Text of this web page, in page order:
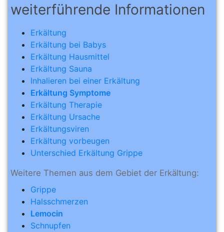
weiterführende Informationen
Erkältung
Erkältung bei Babys
Erkältung Hausmittel
Erkältung Sauna
Inhalieren bei einer Erkältung
Erkältung Symptome
Erkältung Therapie
Erkältung Ursache
Erkältungsviren
Erkältung vorbeugen
Unterschied Erkältung Grippe
Weitere Themen aus dem Gebiet der Erkältung:
Grippe
Halsschmerzen
Lemocin
Schnupfen